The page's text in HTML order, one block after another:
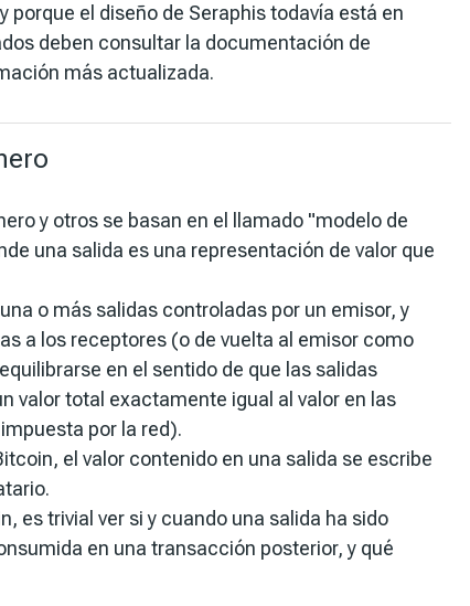
porque el diseño de Seraphis todavía está en
deben consultar la documentación de
más actualizada.
y otros se basan en el llamado "modelo de
una salida es una representación de valor que
o más salidas controladas por un emisor, y
a los receptores (o de vuelta al emisor como
en el sentido de que las salidas
valor total exactamente igual al valor en las
por la red).
el valor contenido en una salida se escribe
es trivial ver si y cuando una salida ha sido
en una transacción posterior, y qué